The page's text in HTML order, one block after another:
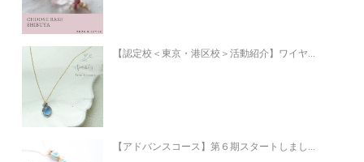
【認定校＜東京・港区校＞活動紹介】ワイヤ...
【アドバンスコース】第６期スタートしまし...